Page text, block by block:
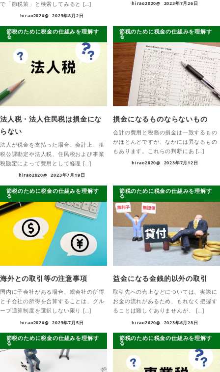
で「節税策」と検索してみると […]
hirao2020@ 2023年8月2日
hirao2020@ 2023年7月26日
節税のために税金の仕組みを理解す
る
法人税・法人住民税は損金にな
らない
法人が税金を支払った場合、会計上、租
税公課勘定や法人税、住民税および事業
税勘定によって費用として経理 […]
hirao2020@ 2023年7月19日
節税のために税金の仕組みを理解す
る
損金になるものならないもの
会計の費用と税務の損金は一致するもの
がほとんどですが、なかには異なるもの
もあります。これらの判断にあ […]
hirao2020@ 2023年7月12日
節税のために税金の仕組みを理解す
る
海外との取引等の注意事項
国内に子会社がある場合、親会社の所得
と子会社の所得を合算することは、グル
ープ通算制度を選択しない限り […]
hirao2020@ 2023年7月5日
節税のために税金の仕組みを理解す
る
益金になる金銭的以外の取引
取引先への売上などについては、実際に
お金の流れがあるため、もれなく把握す
ることは難しくありませんが、 […]
hirao2020@ 2023年6月28日
節税のために税金の仕組みを理解す
る
節税のために税金の仕組みを理解す
る